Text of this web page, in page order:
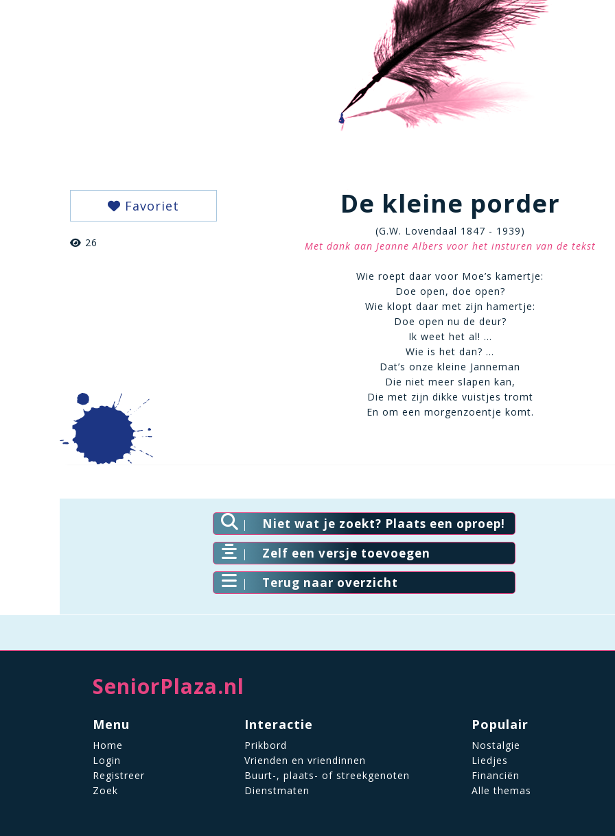
Favoriet
26
De kleine porder
(G.W. Lovendaal 1847 - 1939)
Met dank aan Jeanne Albers voor het insturen van de tekst
Wie roept daar voor Moe’s kamertje:
Doe open, doe open?
Wie klopt daar met zijn hamertje:
Doe open nu de deur?
Ik weet het al! …
Wie is het dan? …
Dat’s onze kleine Janneman
Die niet meer slapen kan,
Die met zijn dikke vuistjes tromt
En om een morgenzoentje komt.
Niet wat je zoekt? Plaats een oproep!
Zelf een versje toevoegen
Terug naar overzicht
SeniorPlaza.nl
Menu
Home
Login
Registreer
Zoek
Interactie
Prikbord
Vrienden en vriendinnen
Buurt-, plaats- of streekgenoten
Dienstmaten
Populair
Nostalgie
Liedjes
Financiën
Alle themas